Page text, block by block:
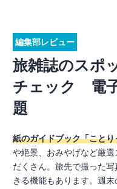
編集部レビュー
旅雑誌のスポ
チェック 電
題
紙のガイドブック「こと
や絶景、おみやげなど厳
だくさん。旅先で撮った
きる機能もあります。週